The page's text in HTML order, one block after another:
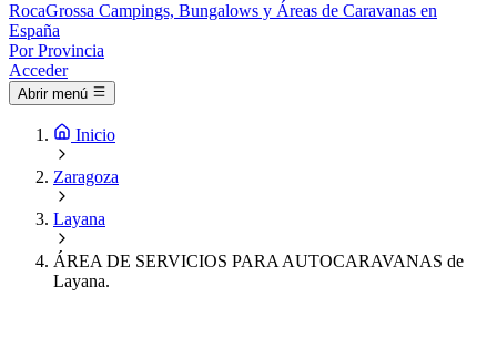
RocaGrossa Campings, Bungalows y Áreas de Caravanas en
España
Por Provincia
Acceder
Abrir menú
Inicio
Zaragoza
Layana
ÁREA DE SERVICIOS PARA AUTOCARAVANAS de
Layana.